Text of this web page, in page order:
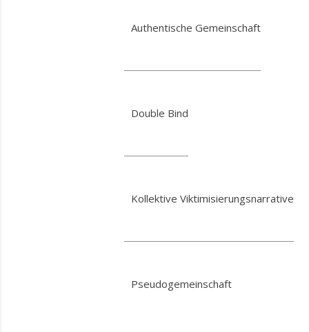
Authentische Gemeinschaft
Double Bind
Kollektive Viktimisierungsnarrative
Pseudogemeinschaft